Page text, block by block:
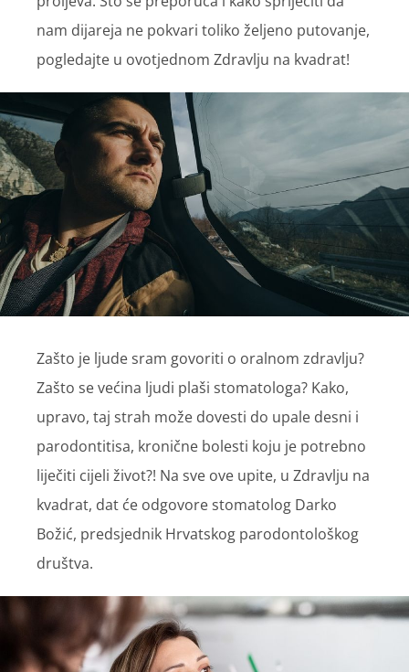
nam dijareja ne pokvari toliko željeno putovanje,
pogledajte u ovotjednom Zdravlju na kvadrat!
Zašto je ljude sram govoriti o oralnom zdravlju?
Zašto se većina ljudi plaši stomatologa? Kako,
upravo, taj strah može dovesti do upale desni i
parodontitisa, kronične bolesti koju je potrebno
liječiti cijeli život?! Na sve ove upite, u Zdravlju na
kvadrat, dat će odgovore stomatolog Darko
Božić, predsjednik Hrvatskog parodontološkog
društva.